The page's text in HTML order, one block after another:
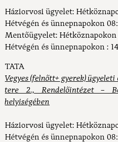
Háziorvosi ügyelet:
Hétvégén és ünnepnapokon
Mentőügyelet:
Hétvégén és ünnepnapokon :
TATA
Vegyes (felnőtt+ gyerek)
tere 2., Rendelőintézet –
helyiségében
Háziorvosi ügyelet:
Hétvégén és ünnepnapokon